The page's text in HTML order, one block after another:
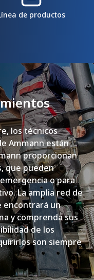
de productos
los técnicos
Ammann están
proporcionan
que pueden
o para
La amplia red de
encontrará un
y comprenda sus
de los
son siempre